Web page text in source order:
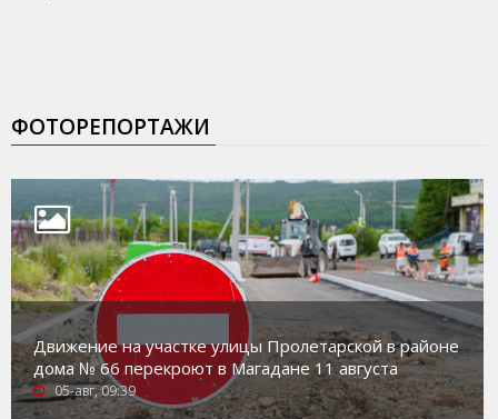
ФОТОРЕПОРТАЖИ
Движение на участке улицы Пролетарской в районе
дома № 66 перекроют в Магадане 11 августа
05-авг, 09:39